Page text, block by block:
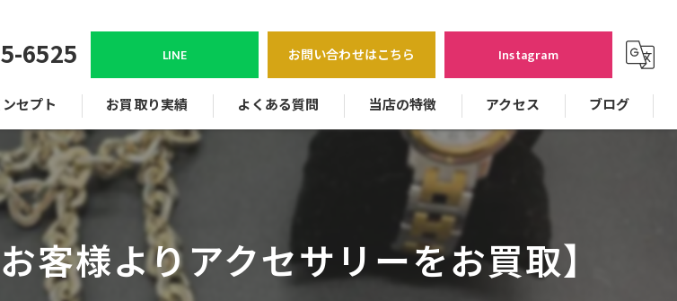
6525 LINE お問い合わせはこちら Instagram
セプト お買取り実績 よくある質問 当店の特徴
時計
アクセス ブログ
客様よりアクセサリーをお買取】